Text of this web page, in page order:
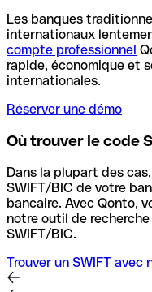
Les banques
internationaux
compte professionnel
rapide, économique et
internationales.
Réserver une démo
Où trouver le code
Dans la plupart des
SWIFT/BIC de votre
bancaire. Avec Qonto,
notre outil de
SWIFT/BIC.
Trouver un SWIFT avec